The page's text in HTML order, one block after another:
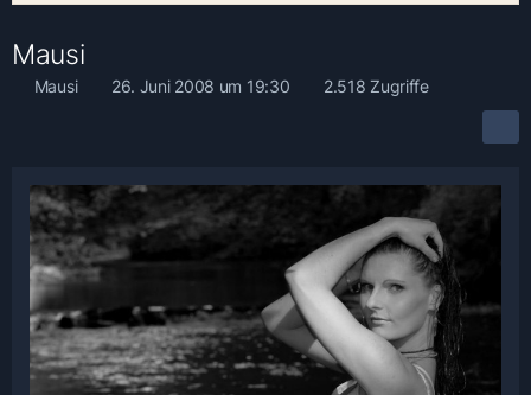
Mausi
Mausi 26. Juni 2008 um 19:30 2.518 Zugriffe